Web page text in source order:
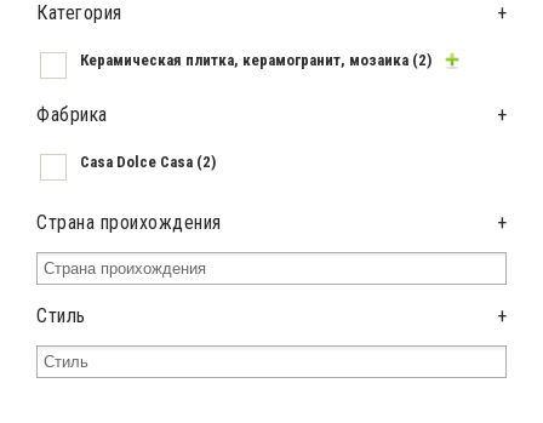
Категория +
Керамическая плитка, керамогранит, мозаика (2)
Фабрика +
Casa Dolce Casa (2)
Страна проихождения +
Стиль +